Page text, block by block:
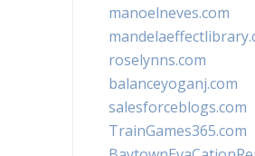
manoelneves.com
roselynns.com
balanceyoganj.com
salesforceblogs.com
TrainGames365.com